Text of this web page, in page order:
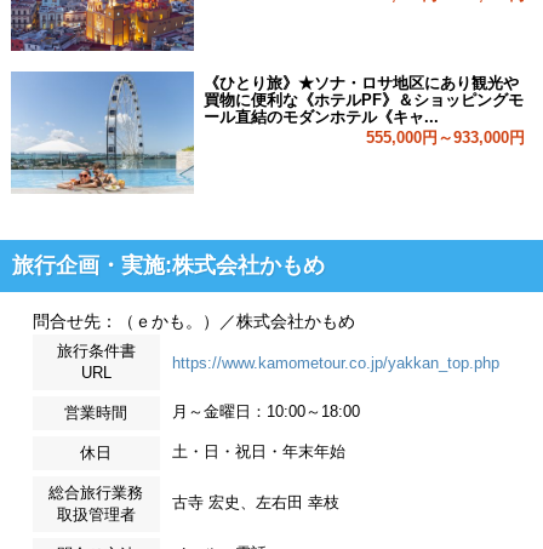
《ひとり旅》★ソナ・ロサ地区にあり観光や
買物に便利な《ホテルPF》＆ショッピングモ
ール直結のモダンホテル《キャ...
555,000円～933,000円
旅行企画・実施:株式会社かもめ
問合せ先：（ｅかも。）／株式会社かもめ
旅行条件書
URL
https://www.kamometour.co.jp/yakkan_top.php
営業時間 月～金曜日：10:00～18:00
休日 土・日・祝日・年末年始
総合旅行業務
取扱管理者
古寺 宏史、左右田 幸枝